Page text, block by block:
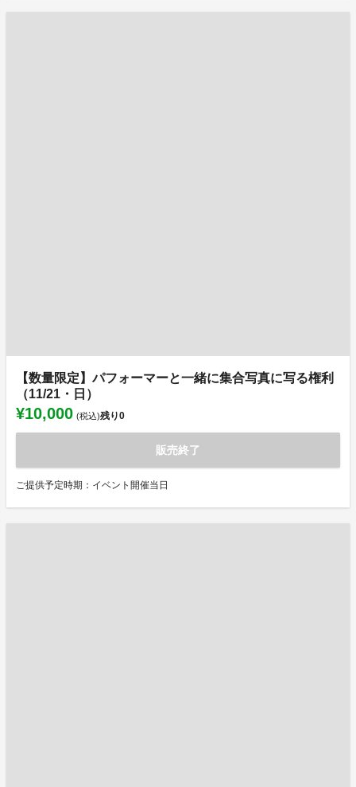
【数量限定】パフォーマーと一緒に集合写真に写る権利
（11/21・日）
¥10,000 (税込)残り0
販売終了
ご提供予定時期：イベント開催当日